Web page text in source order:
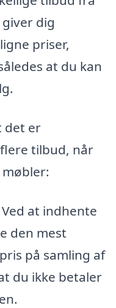
dig
priser,
at du kan
det er
tilbud, når
Ved at indhente
den mest
på samling af
du ikke betaler